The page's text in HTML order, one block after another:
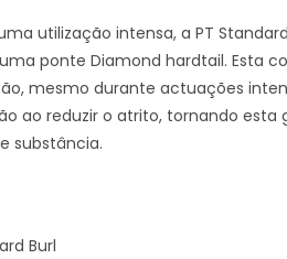
utilização intensa, a PT
ponte Diamond hardtail. Esta
mesmo durante actuações
ao reduzir o atrito, tornando esta
substância.
Burl